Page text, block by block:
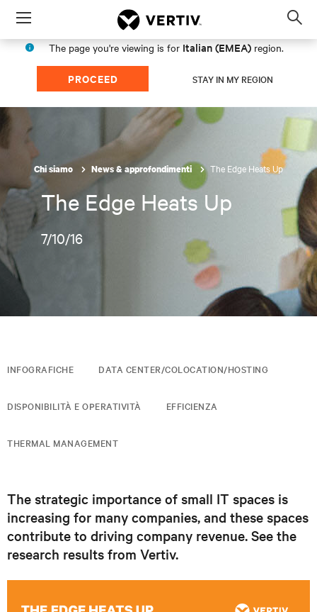
Menu
The page you're viewing is for Italian (EMEA) region.
PROCEED STAY IN MY REGION
Chi siamo News & approfondimenti The Edge Heats Up
The Edge Heats Up
7/10/16
INFOGRAFICHE DATA CENTER/COLOCATION/HOSTING
DISPONIBILITÀ E OPERATIVITÀ EFFICIENZA
THERMAL MANAGEMENT
The strategic importance of small IT spaces is
increasing for many companies, and these spaces
contribute to driving company revenue. See the
research results from Vertiv.